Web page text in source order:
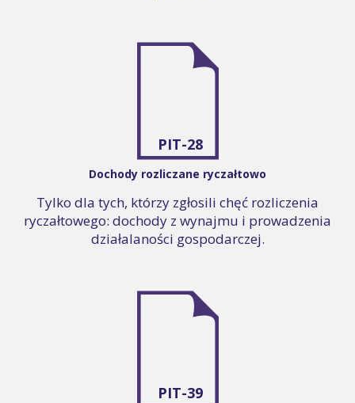
PIT-28
Dochody rozliczane ryczałtowo
Tylko dla tych, którzy zgłosili chęć rozliczenia
ryczałtowego: dochody z wynajmu i prowadzenia
działalaności gospodarczej.
PIT-39